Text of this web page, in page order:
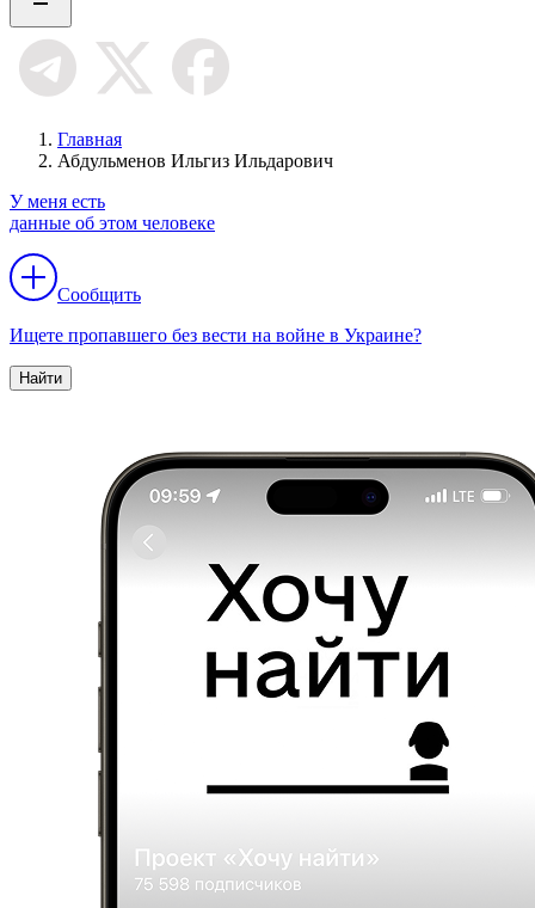
Главная
Абдульменов Ильгиз Ильдарович
У меня есть
данные об этом человеке
Сообщить
Ищете пропавшего без вести на войне в Украине?
Найти